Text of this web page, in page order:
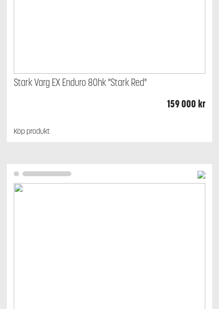
Stark Varg EX Enduro 80hk "Stark Red"
159 000 kr
Köp produkt